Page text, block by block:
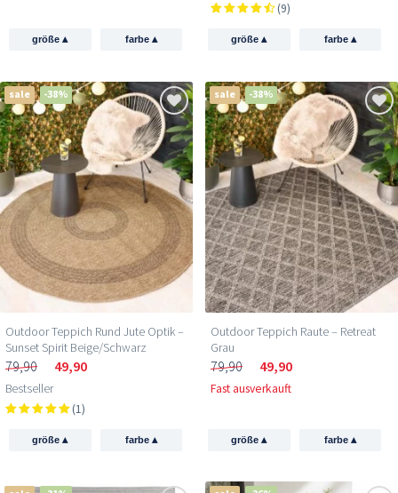
größe▴ farbe ▴
(9)
größe▴ farbe ▴
sale -38%
Outdoor Teppich Rund Jute Optik –
Sunset Spirit Beige/Schwarz
79,90 49,90
Bestseller
(1)
größe▴ farbe ▴
sale -38%
Outdoor Teppich Raute – Retreat
Grau
79,90 49,90
Fast ausverkauft
größe▴ farbe ▴